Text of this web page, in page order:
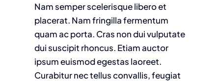
Nam semper scelerisque libero et
placerat. Nam fringilla fermentum
quam ac porta. Cras non dui vulputate
dui suscipit rhoncus. Etiam auctor
ipsum euismod egestas laoreet.
Curabitur nec tellus convallis, feugiat